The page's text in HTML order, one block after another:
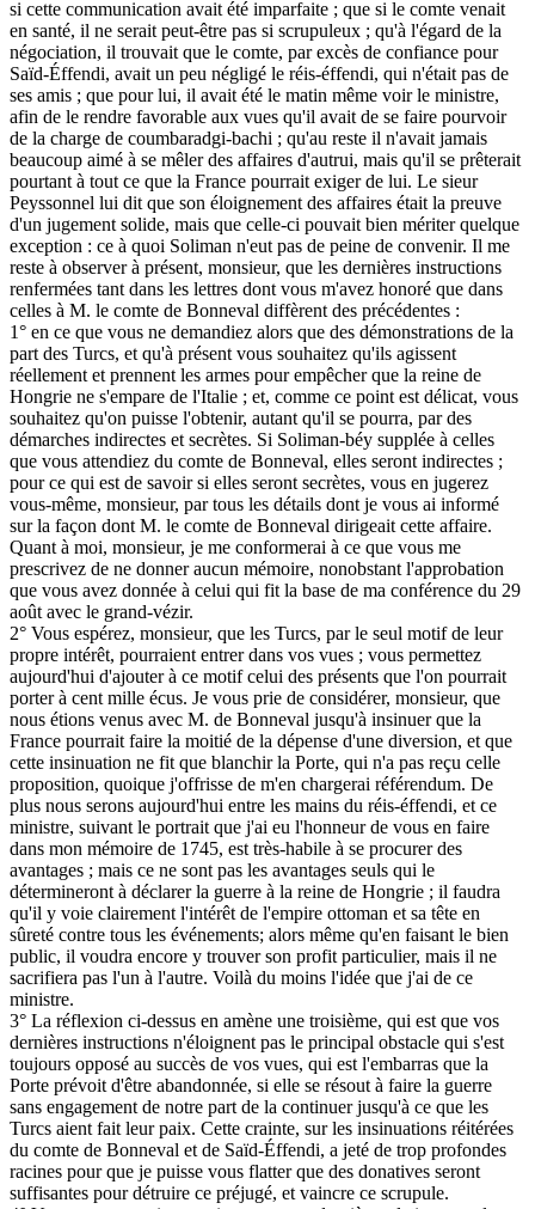
si cette communication avait été imparfaite ; que si le comte venait
en santé, il ne serait peut-être pas si scrupuleux ; qu'à l'égard de la
négociation, il trouvait que le comte, par excès de confiance pour
Saïd-Éffendi, avait un peu négligé le réis-éffendi, qui n'était pas de
ses amis ; que pour lui, il avait été le matin même voir le ministre,
afin de le rendre favorable aux vues qu'il avait de se faire pourvoir
de la charge de coumbaradgi-bachi ; qu'au reste il n'avait jamais
beaucoup aimé à se mêler des affaires d'autrui, mais qu'il se prêterait
pourtant à tout ce que la France pourrait exiger de lui. Le sieur
Peyssonnel lui dit que son éloignement des affaires était la preuve
d'un jugement solide, mais que celle-ci pouvait bien mériter quelque
exception : ce à quoi Soliman n'eut pas de peine de convenir. Il me
reste à observer à présent, monsieur, que les dernières instructions
renfermées tant dans les lettres dont vous m'avez honoré que dans
celles à M. le comte de Bonneval diffèrent des précédentes :
1° en ce que vous ne demandiez alors que des démonstrations de la
part des Turcs, et qu'à présent vous souhaitez qu'ils agissent
réellement et prennent les armes pour empêcher que la reine de
Hongrie ne s'empare de l'Italie ; et, comme ce point est délicat, vous
souhaitez qu'on puisse l'obtenir, autant qu'il se pourra, par des
démarches indirectes et secrètes. Si Soliman-béy supplée à celles
que vous attendiez du comte de Bonneval, elles seront indirectes ;
pour ce qui est de savoir si elles seront secrètes, vous en jugerez
vous-même, monsieur, par tous les détails dont je vous ai informé
sur la façon dont M. le comte de Bonneval dirigeait cette affaire.
Quant à moi, monsieur, je me conformerai à ce que vous me
prescrivez de ne donner aucun mémoire, nonobstant l'approbation
que vous avez donnée à celui qui fit la base de ma conférence du 29
août avec le grand-vézir.
2° Vous espérez, monsieur, que les Turcs, par le seul motif de leur
propre intérêt, pourraient entrer dans vos vues ; vous permettez
aujourd'hui d'ajouter à ce motif celui des présents que l'on pourrait
porter à cent mille écus. Je vous prie de considérer, monsieur, que
nous étions venus avec M. de Bonneval jusqu'à insinuer que la
France pourrait faire la moitié de la dépense d'une diversion, et que
cette insinuation ne fit que blanchir la Porte, qui n'a pas reçu celle
proposition, quoique j'offrisse de m'en chargerai référendum. De
plus nous serons aujourd'hui entre les mains du réis-éffendi, et ce
ministre, suivant le portrait que j'ai eu l'honneur de vous en faire
dans mon mémoire de 1745, est très-habile à se procurer des
avantages ; mais ce ne sont pas les avantages seuls qui le
détermineront à déclarer la guerre à la reine de Hongrie ; il faudra
qu'il y voie clairement l'intérêt de l'empire ottoman et sa tête en
sûreté contre tous les événements; alors même qu'en faisant le bien
public, il voudra encore y trouver son profit particulier, mais il ne
sacrifiera pas l'un à l'autre. Voilà du moins l'idée que j'ai de ce
ministre.
3° La réflexion ci-dessus en amène une troisième, qui est que vos
dernières instructions n'éloignent pas le principal obstacle qui s'est
toujours opposé au succès de vos vues, qui est l'embarras que la
Porte prévoit d'être abandonnée, si elle se résout à faire la guerre
sans engagement de notre part de la continuer jusqu'à ce que les
Turcs aient fait leur paix. Cette crainte, sur les insinuations réitérées
du comte de Bonneval et de Saïd-Éffendi, a jeté de trop profondes
racines pour que je puisse vous flatter que des donatives seront
suffisantes pour détruire ce préjugé, et vaincre ce scrupule.